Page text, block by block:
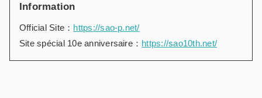
Information
Official Site： https://sao-p.net/
Site spécial 10e anniversaire： https://sao10th.net/